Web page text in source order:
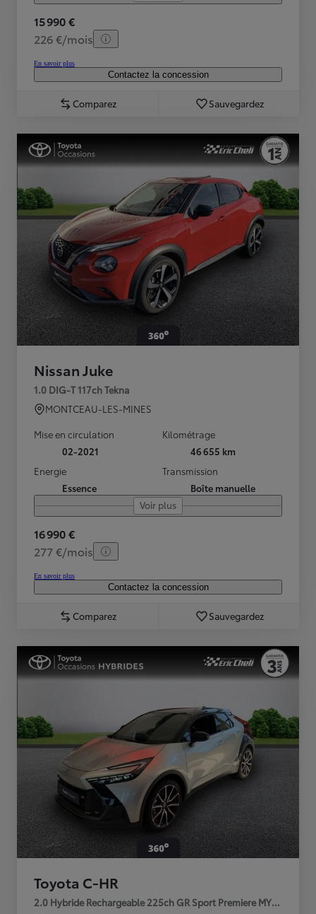
15 990 €
226 €/mois
En savoir plus
Contactez la concession
Comparez Sauvegardez
Nissan Juke
1.0 DIG-T 117ch Tekna
MONTCEAU-LES-MINES
Mise en circulation
02-2021
Kilométrage
46 655 km
Energie
Essence
Transmission
Boîte manuelle
Voir plus
16 990 €
277 €/mois
En savoir plus
Contactez la concession
Comparez Sauvegardez
Toyota C-HR
2.0 Hybride Rechargeable 225ch GR Sport Premiere MY25